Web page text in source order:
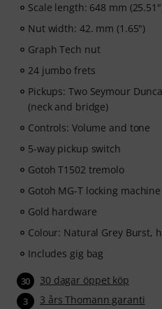
Scale length: 648 mm
Nut width: 42. mm (1.65")
Graph Tech nut
24 jumbo frets
Pickups: Two Seymour
(neck and bridge)
Controls: Volume and tone
5-way pickup switch
Gotoh T1502 tremolo
Gotoh MG-T locking
Gold hardware
Colour: Natural Grey Burst,
Includes gig bag
30 30 dagar öppet köp
3 3 års Thomann garanti